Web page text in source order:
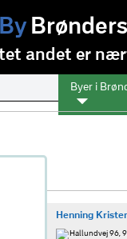
andet er
Byer i
Henning
Hallundvej 96,